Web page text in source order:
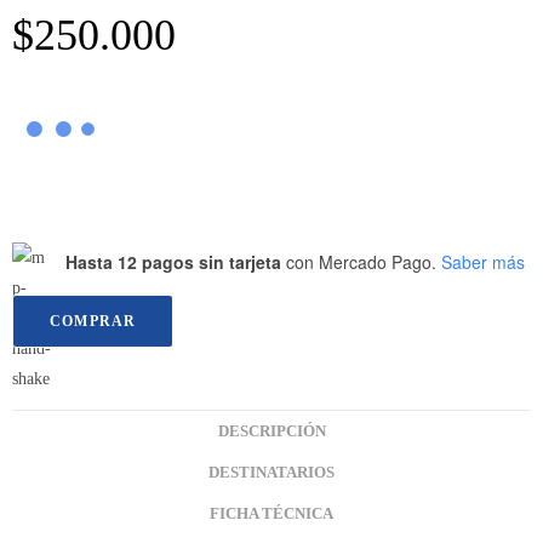
$250.000
Hasta 12 pagos sin tarjeta con Mercado Pago. Saber más
COMPRAR
DESCRIPCIÓN
DESTINATARIOS
FICHA TÉCNICA